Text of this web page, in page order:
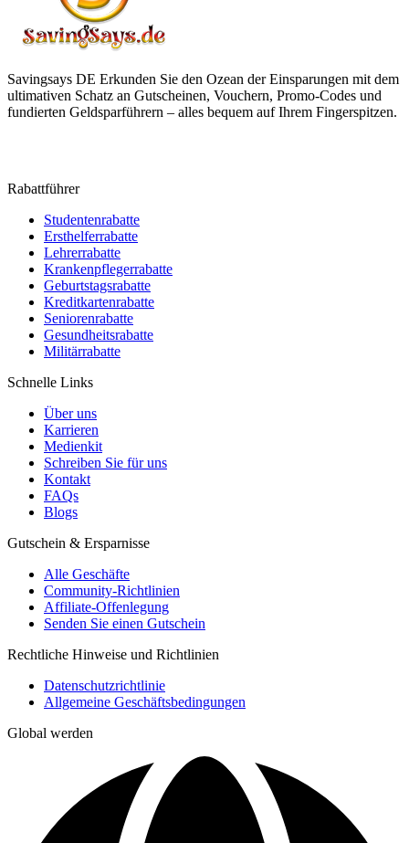
Savingsays DE Erkunden Sie den Ozean der Einsparungen mit dem
ultimativen Schatz an Gutscheinen, Vouchern, Promo-Codes und
fundierten Geldsparführern – alles bequem auf Ihrem Fingerspitzen.
Rabattführer
Studentenrabatte
Ersthelferrabatte
Lehrerrabatte
Krankenpflegerrabatte
Geburtstagsrabatte
Kreditkartenrabatte
Seniorenrabatte
Gesundheitsrabatte
Militärrabatte
Schnelle Links
Über uns
Karrieren
Medienkit
Schreiben Sie für uns
Kontakt
FAQs
Blogs
Gutschein & Ersparnisse
Alle Geschäfte
Community-Richtlinien
Affiliate-Offenlegung
Senden Sie einen Gutschein
Rechtliche Hinweise und Richtlinien
Datenschutzrichtlinie
Allgemeine Geschäftsbedingungen
Global werden